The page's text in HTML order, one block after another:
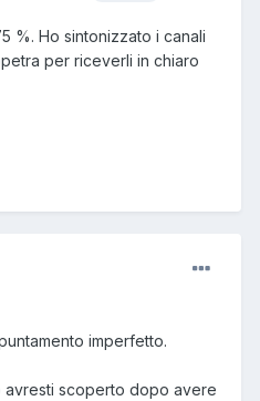
%. Ho sintonizzato i canali
per riceverli in chiaro
imperfetto.
avresti scoperto dopo avere